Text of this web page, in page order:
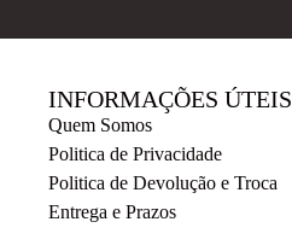
INFORMAÇÕES ÚTEIS
Quem Somos
Politica de Privacidade
Politica de Devolução e Troca
Entrega e Prazos